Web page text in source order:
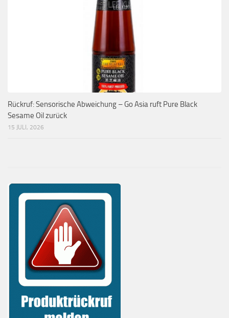
Rückruf: Sensorische Abweichung – Go Asia ruft Pure Black
Sesame Oil zurück
15 JULI, 2026